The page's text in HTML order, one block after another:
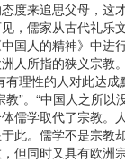
度来追思父母，这
，儒家从古代礼乐
国人的精神》中进
人所指的狭义宗
有理性的人对此达
教”。“中国人之所
儒学取代了宗教。
此。儒学不是宗教
但同时又具有欧洲